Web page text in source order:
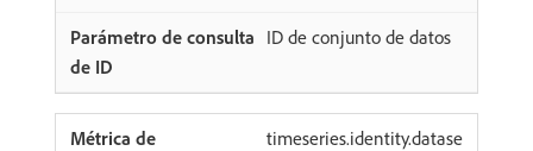
ID de conjunto de datos
timeseries.identity.datase